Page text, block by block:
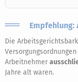
Die
Versorgungsordnungen
Arbeitnehmer
Jahre alt waren.